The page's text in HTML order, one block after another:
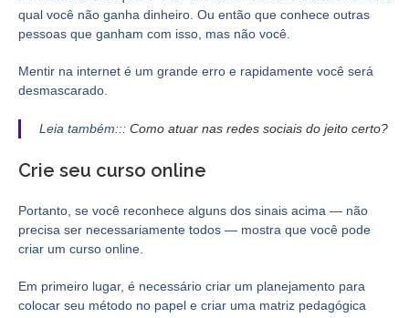
qual você não ganha dinheiro. Ou então que conhece outras
pessoas que ganham com isso, mas não você.
Mentir na internet é um grande erro e rapidamente você será
desmascarado.
Leia também::: Como atuar nas redes sociais do jeito certo?
Crie seu curso online
Portanto, se você reconhece alguns dos sinais acima — não
precisa ser necessariamente todos — mostra que você pode
criar um curso online.
Em primeiro lugar, é necessário criar um planejamento para
colocar seu método no papel e criar uma matriz pedagógica